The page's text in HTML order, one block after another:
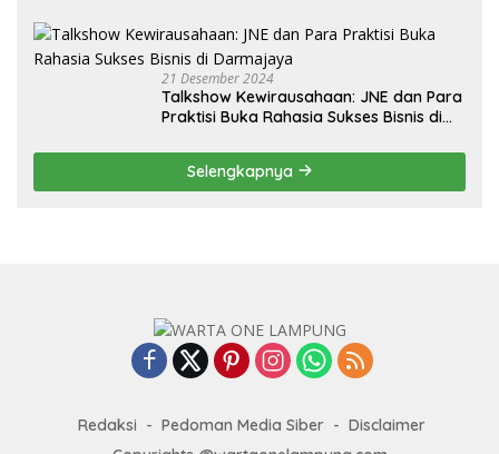
21 Desember 2024
Talkshow Kewirausahaan: JNE dan Para
Praktisi Buka Rahasia Sukses Bisnis di
Selengkapnya
Redaksi Pedoman Media Siber
Disclaimer